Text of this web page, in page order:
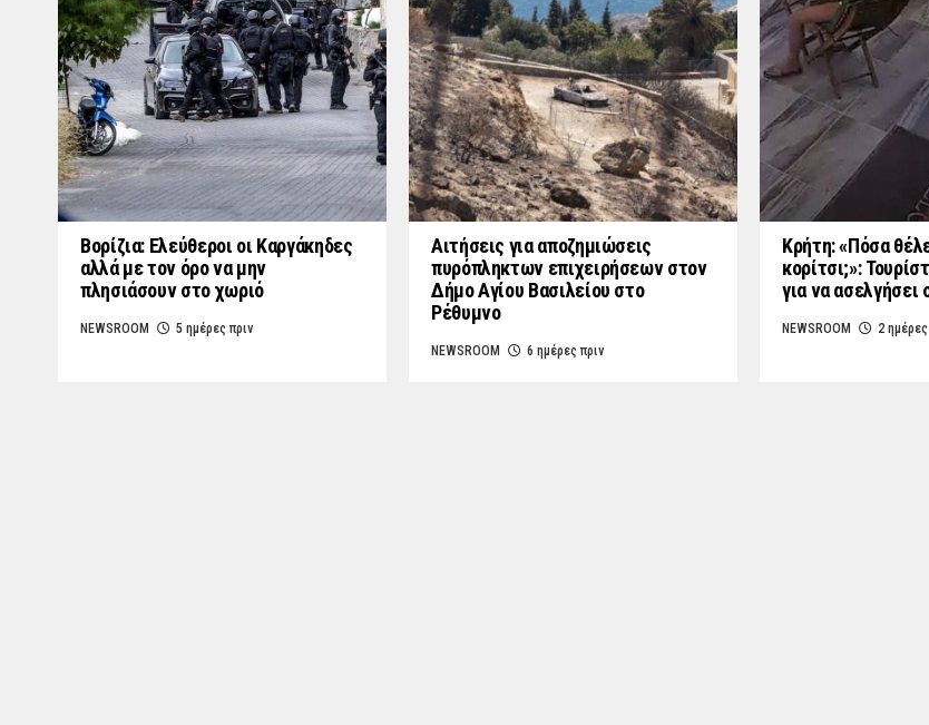
Βορίζια: Ελεύθεροι οι Καργάκηδες
αλλά με τον όρο να μην
πλησιάσουν στο χωριό
NEWSROOM 5 ημέρες πριν
Αιτήσεις για αποζημιώσεις
πυρόπληκτων επιχειρήσεων στον
Δήμο Αγίου Βασιλείου στο
Ρέθυμνο
NEWSROOM 6 ημέρες πριν
Κρήτη: «Πόσα
κορίτσι;»:
για να ασελγήσει
NEWSROOM 2 ημέρες